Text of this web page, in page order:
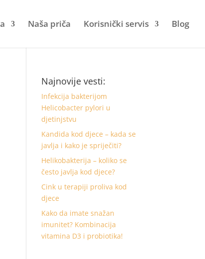
Naša priča Korisnički servis Blog
Najnovije vesti:
Infekcija bakterijom
Helicobacter pylori u
djetinjstvu
Kandida kod djece – kada se
javlja i kako je spriječiti?
Helikobakterija – koliko se
često javlja kod djece?
Cink u terapiji proliva kod
djece
Kako da imate snažan
imunitet? Kombinacija
vitamina D3 i probiotika!